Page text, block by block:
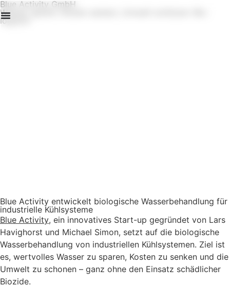
Blue Activity GmbH
Wasser sparen, Kosten senken, Umwelt schützen: Bio-
logisch!
Blue Activity entwickelt biologische Wasserbehandlung für
industrielle Kühlsysteme
Blue Activity, ein innovatives Start-up gegründet von Lars
Havighorst und Michael Simon, setzt auf die biologische
Wasserbehandlung von industriellen Kühlsystemen. Ziel ist
es, wertvolles Wasser zu sparen, Kosten zu senken und die
Umwelt zu schonen – ganz ohne den Einsatz schädlicher
Biozide.